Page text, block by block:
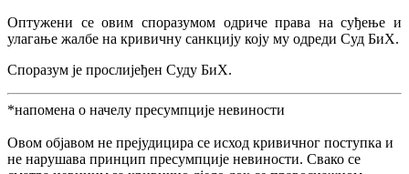
Оптужени се овим споразумом одриче права на суђење и
улагање жалбе на кривичну санкцију коју му одреди Суд БиХ.
Споразум је прослијеђен Суду БиХ.
*напомена о начелу пресумпције невиности
Овом објавом не прејудицира се исход кривичног поступка и
не нарушава принцип пресумпције невиности. Свако се